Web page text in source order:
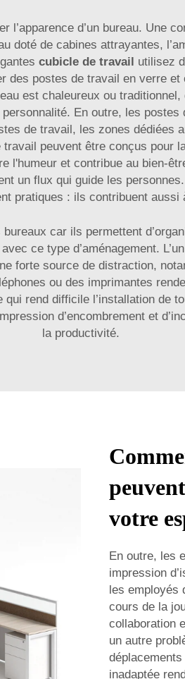
d’un bureau. Une
doté de cabines attrayantes,
cubicle de travail utilisez
des postes de travail en verre
est chaleureux ou
En outre, les
de travail, les zones dédiées
peuvent être conçus pour
l'humeur et contribue au bien-
un flux qui guide les
pratiques : ils contribuent aussi
car ils permettent
ce type d’aménagement.
forte source de distraction,
ou des imprimantes
rend difficile l’installation de
d’encombrement et
la productivité.
votre
En outre, les
impression
les employés
cours de la
collaboration
un autre
inadaptée